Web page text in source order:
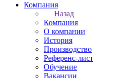
Компания
Назад
Компания
О компании
История
Производство
Референс-лист
Обучение
Вакансии